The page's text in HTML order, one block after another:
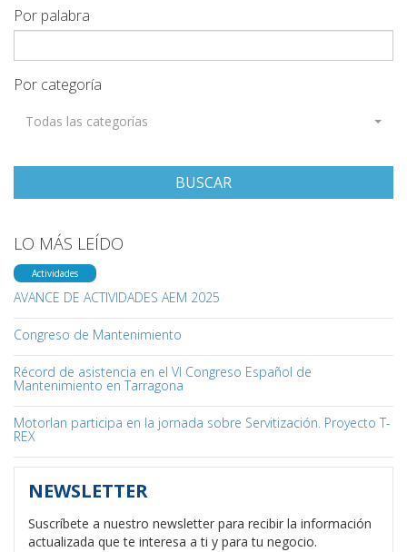
Por palabra
Por categoría
Todas las categorías
BUSCAR
LO MÁS LEÍDO
Actividades
AVANCE DE ACTIVIDADES AEM 2025
Congreso de Mantenimiento
Récord de asistencia en el VI Congreso Español de
Mantenimiento en Tarragona
Motorlan participa en la jornada sobre Servitización. Proyecto T-
REX
NEWSLETTER
Suscríbete a nuestro newsletter para recibir la información
actualizada que te interesa a ti y para tu negocio.